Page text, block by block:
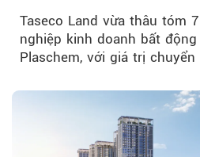
Taseco Land vừa thâu tóm
nghiệp kinh doanh bất
Plaschem, với giá trị